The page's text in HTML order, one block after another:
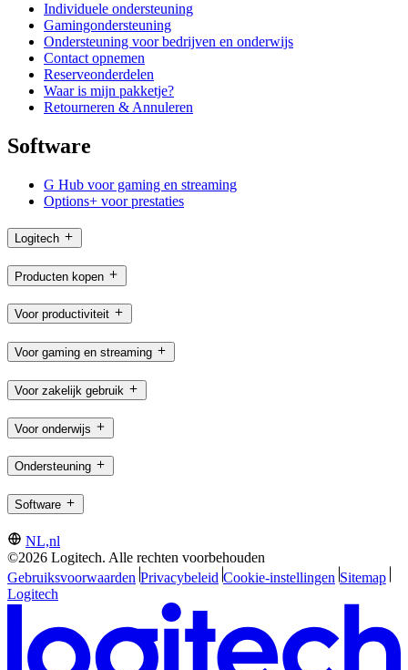
Individuele ondersteuning
Gamingondersteuning
Ondersteuning voor bedrijven en onderwijs
Contact opnemen
Reserveonderdelen
Waar is mijn pakketje?
Retourneren & Annuleren
Software
G Hub voor gaming en streaming
Options+ voor prestaties
Logitech
Producten kopen
Voor productiviteit
Voor gaming en streaming
Voor zakelijk gebruik
Voor onderwijs
Ondersteuning
Software
NL,nl
©2026 Logitech. Alle rechten voorbehouden
Gebruiksvoorwaarden Privacybeleid Cookie-instellingen Sitemap
Logitech